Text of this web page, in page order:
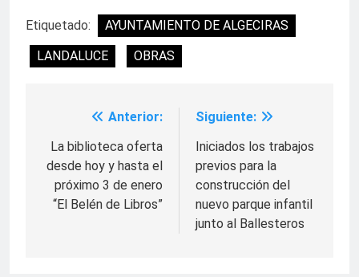
Etiquetado:
AYUNTAMIENTO DE ALGECIRAS
LANDALUCE
OBRAS
Navegación
de
entradas
Anterior:
La biblioteca oferta
desde hoy y hasta el
próximo 3 de enero
“El Belén de Libros”
Siguiente:
Iniciados los trabajos
previos para la
construcción del
nuevo parque infantil
junto al Ballesteros